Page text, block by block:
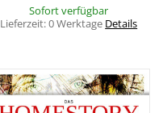
Sofort verfügbar
Lieferzeit:0 Werktage Details